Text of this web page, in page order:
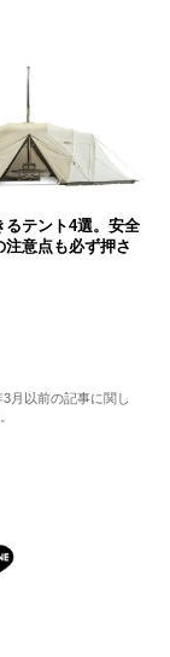
るテント4選。安全
注意点も必ず押さ
月以前の記事に関し